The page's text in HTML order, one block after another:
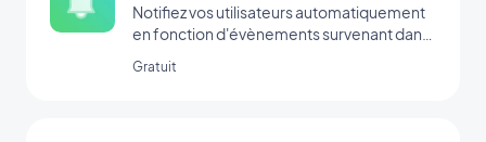
Notifiez vos utilisateurs automatiquement
en fonction d'évènements survenant dans
Gratuit